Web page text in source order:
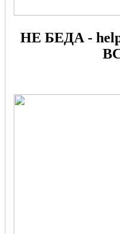
НЕ БЕДА -